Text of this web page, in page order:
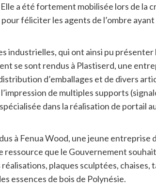
a été fortement mobilisée lors de la
féliciter les agents de l’ombre
industrielles, qui ont ainsi pu présenter
se sont rendus à Plastiserd, une
d’emballages et de divers
de multiples supports
dans la réalisation de portail
à Fenua Wood, une jeune
ressource que le Gouvernement
plaques sculptées, chaises,
essences de bois de Polynésie.